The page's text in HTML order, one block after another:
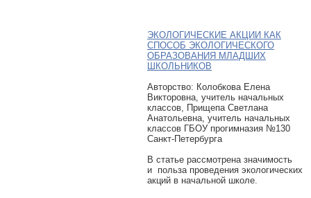
ЭКОЛОГИЧЕСКИЕ АКЦИИ КАК
СПОСОБ ЭКОЛОГИЧЕСКОГО
ОБРАЗОВАНИЯ МЛАДШИХ
ШКОЛЬНИКОВ
Авторcтво: Колобкова Елена
Викторовна, учитель начальных
классов, Прищепа Светлана
Анатольевна, учитель начальных
классов ГБОУ прогимназия №130
Санкт-Петербурга
В статье рассмотрена значимость
и польза проведения экологических
акций в начальной школе.